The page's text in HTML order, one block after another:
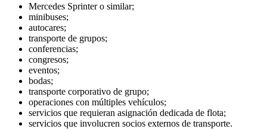
Mercedes Sprinter o similar;
minibuses;
autocares;
transporte de grupos;
conferencias;
congresos;
eventos;
bodas;
transporte corporativo de grupo;
operaciones con múltiples vehículos;
servicios que requieran asignación dedicada de flota;
servicios que involucren socios externos de transporte.